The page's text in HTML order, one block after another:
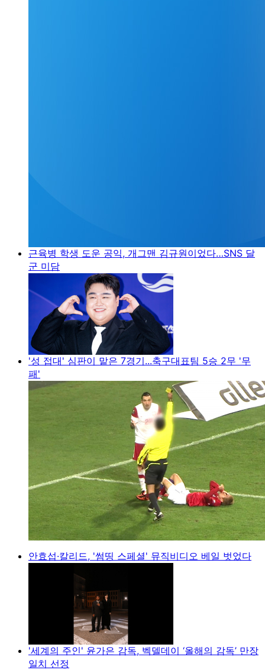
근육병 학생 도운 공익, 개그맨 김규원이었다…SNS 달
군 미담
'성 접대' 심판이 맡은 7경기...축구대표팀 5승 2무 '무
패'
안효섭·칼리드, '썸띵 스페셜' 뮤직비디오 베일 벗었다
'세계의 주인' 윤가은 감독, 벡델데이 ‘올해의 감독’ 만장
일치 선정